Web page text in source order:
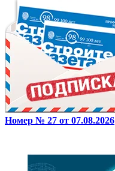
Номер № 27 от 07.08.2026